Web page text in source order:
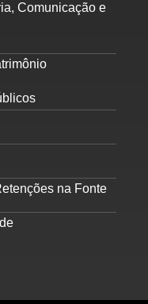
Comunicação e
na Fonte